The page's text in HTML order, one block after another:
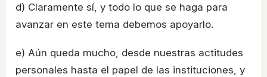
d) Claramente sí, y todo lo que se haga para
avanzar en este tema debemos apoyarlo.
e) Aún queda mucho, desde nuestras actitudes
personales hasta el papel de las instituciones, y